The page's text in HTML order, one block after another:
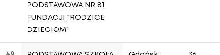
PODSTAWOWA NR 81
FUNDACJI "RODZICE
DZIECIOM"